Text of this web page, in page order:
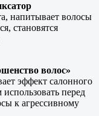
напитывает волосы
становятся
волос»
эффект салонного
перед
к агрессивному